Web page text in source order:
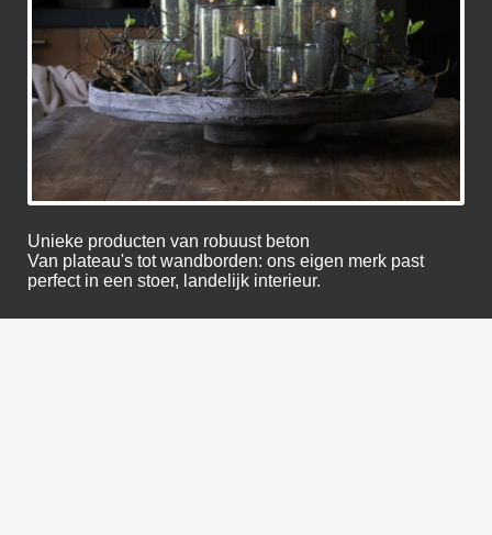
Unieke producten van robuust beton
Van plateau's tot wandborden: ons eigen merk past
perfect in een stoer, landelijk interieur.